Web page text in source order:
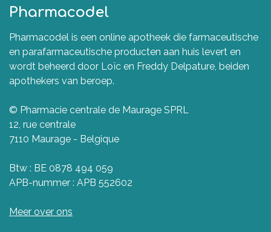
Pharmacodel
Pharmacodel is een online apotheek die farmaceutische
en parafarmaceutische producten aan huis levert en
wordt beheerd door Loïc en Freddy Delpature, beiden
apothekers van beroep.
© Pharmacie centrale de Maurage SPRL
12, rue centrale
7110 Maurage - Belgique
Btw : BE 0878 494 059
APB-nummer : APB 552602
Meer over ons